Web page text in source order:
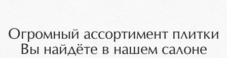
Огромный ассортимент плитки
Вы найдёте в нашем салоне